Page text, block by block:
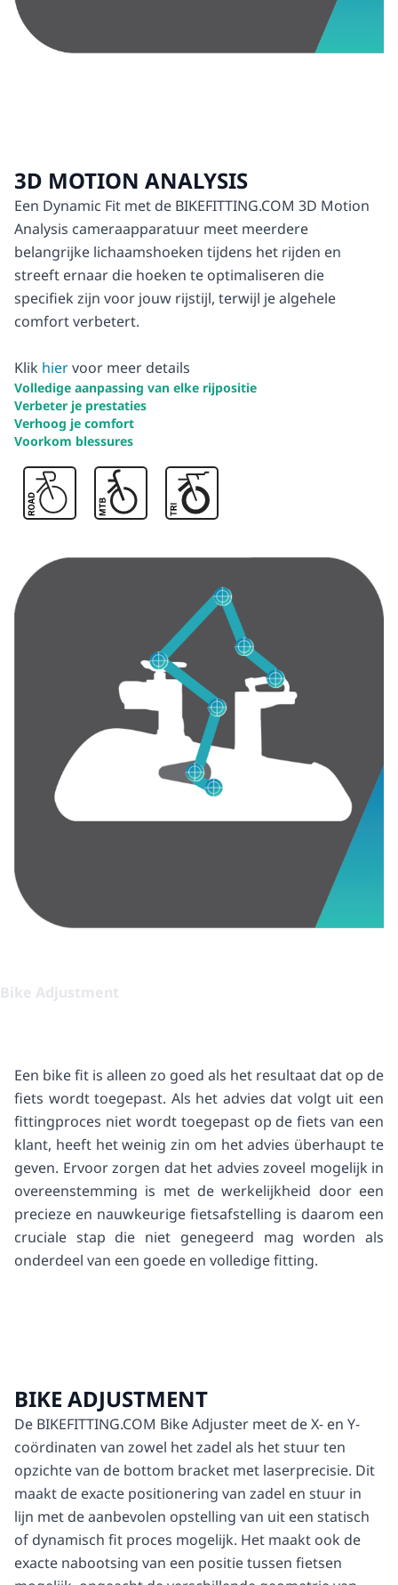
3D MOTION ANALYSIS
Een Dynamic Fit met de BIKEFITTING.COM 3D Motion
Analysis cameraapparatuur meet meerdere
belangrijke lichaamshoeken tijdens het rijden en
streeft ernaar die hoeken te optimaliseren die
specifiek zijn voor jouw rijstijl, terwijl je algehele
comfort verbetert.
Klik hiervoor meer details
Volledige aanpassing van elke rijpositie
Verbeter je prestaties
Verhoog je comfort
Voorkom blessures
Bike Adjustment
Een bike fit is alleen zo goed als het resultaat dat op de
fiets wordt toegepast. Als het advies dat volgt uit een
fittingproces niet wordt toegepast op de fiets van een
klant, heeft het weinig zin om het advies überhaupt te
geven. Ervoor zorgen dat het advies zoveel mogelijk in
overeenstemming is met de werkelijkheid door een
precieze en nauwkeurige fietsafstelling is daarom een
cruciale stap die niet genegeerd mag worden als
onderdeel van een goede en volledige fitting.
BIKE ADJUSTMENT
De BIKEFITTING.COM Bike Adjuster meet de X- en Y-
coördinaten van zowel het zadel als het stuur ten
opzichte van de bottom bracket met laserprecisie. Dit
maakt de exacte positionering van zadel en stuur in
lijn met de aanbevolen opstelling van uit een statisch
of dynamisch fit proces mogelijk. Het maakt ook de
exacte nabootsing van een positie tussen fietsen